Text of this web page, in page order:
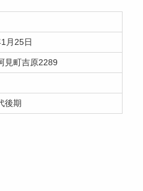
月25日
見町吉原2289
後期